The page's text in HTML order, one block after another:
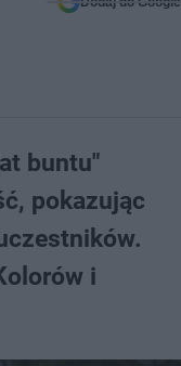
buntu"
pokazując
i